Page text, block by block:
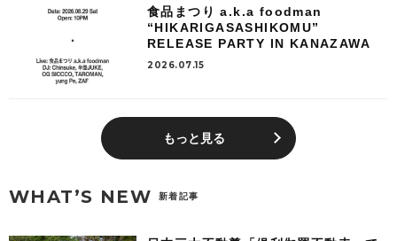
食品まつり a.k.a foodman
“HIKARIGASASHIKOMU”
RELEASE PARTY IN KANAZAWA
2026.07.15
もっと見る
WHAT’S NEW 新着記事